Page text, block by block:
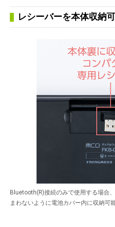
レシーバーを本体収納
Bluetooth(R)接続のみで使用する場合
まわないように電池カバー内に収納可能